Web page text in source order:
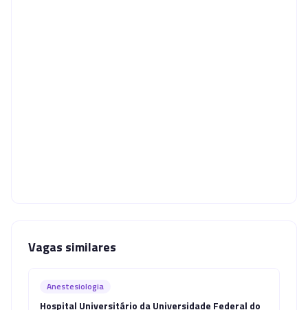
Vagas similares
Anestesiologia
Hospital Universitário da Universidade Federal do